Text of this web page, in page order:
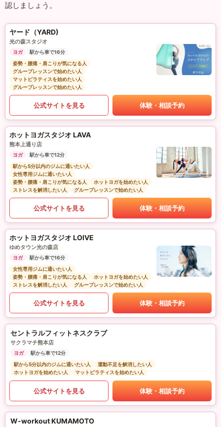
認しましょう。
ヤード（YARD)
光の森スタジオ
ヨガ
駅から車で16分
姿勢・腰痛・肩こりが気になる人
グループレッスンで始めたい人
マットピラティスを始めたい人
グループレッスンで始めたい人
公式サイトを見る 体験・相談予約
ホットヨガスタジオ LAVA
熊本上通り店
ヨガ
駅から車で12分
駅から5分以内のジムに通いたい人
女性専用ジムに通いたい人
姿勢・腰痛・肩こりが気になる人
ホットヨガを始めたい人
ストレスを解消したい人
グループレッスンで始めたい人
公式サイトを見る 体験・相談予約
ホットヨガスタジオ LOIVE
ゆめタウン光の森店
ヨガ
駅から車で16分
女性専用ジムに通いたい人
姿勢・腰痛・肩こりが気になる人
ホットヨガを始めたい人
ストレスを解消したい人
グループレッスンで始めたい人
公式サイトを見る 体験・相談予約
セントラルフィットネスクラブ
サクラマチ熊本店
ヨガ
駅から車で12分
駅から5分以内のジムに通いたい人
運動不足を解消したい人
ホットヨガを始めたい人
マットピラティスを始めたい人
公式サイトを見る 体験・相談予約
W-workout KUMAMOTO